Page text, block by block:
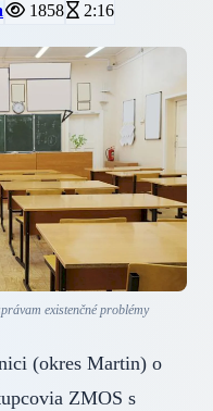
1858 2:16
existenčné problémy
(okres Martin) o
ZMOS s